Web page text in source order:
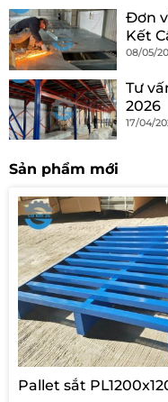
Đơn
Kết
08/05/
Tư
2026
17/04/
Sản phẩm mới
Pallet sắt